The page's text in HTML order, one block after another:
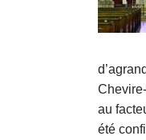
au
été